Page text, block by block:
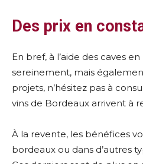
Des prix en
En bref, à l’aide des caves
sereinement, mais
projets, n’hésitez pas à
vins de Bordeaux arrivent à
À la revente, les bénéfices
bordeaux ou dans d’autres